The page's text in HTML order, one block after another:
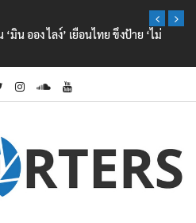
น ออง ไลง์’ เยือนไทย ขึงป้าย ‘ไม่